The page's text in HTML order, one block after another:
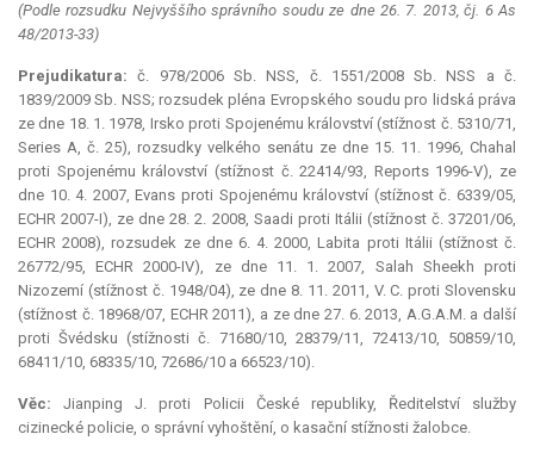
(Podle rozsudku Nejvyššího správního soudu ze dne 26. 7. 2013, čj. 6 As
48/2013-33)
Prejudikatura: č. 978/2006 Sb. NSS, č. 1551/2008 Sb. NSS a č.
1839/2009 Sb. NSS; rozsudek pléna Evropského soudu pro lidská práva
ze dne 18. 1. 1978, Irsko proti Spojenému království (stížnost č. 5310/71,
Series A, č. 25), rozsudky velkého senátu ze dne 15. 11. 1996, Chahal
proti Spojenému království (stížnost č. 22414/93, Reports 1996-V), ze
dne 10. 4. 2007, Evans proti Spojenému království (stížnost č. 6339/05,
ECHR 2007-I), ze dne 28. 2. 2008, Saadi proti Itálii (stížnost č. 37201/06,
ECHR 2008), rozsudek ze dne 6. 4. 2000, Labita proti Itálii (stížnost č.
26772/95, ECHR 2000-IV), ze dne 11. 1. 2007, Salah Sheekh proti
Nizozemí (stížnost č. 1948/04), ze dne 8. 11. 2011, V. C. proti Slovensku
(stížnost č. 18968/07, ECHR 2011), a ze dne 27. 6. 2013, A.G.A.M. a další
proti Švédsku (stížnosti č. 71680/10, 28379/11, 72413/10, 50859/10,
68411/10, 68335/10, 72686/10 a 66523/10).
Věc: Jianping J. proti Policii České republiky, Ředitelství služby
cizinecké policie, o správní vyhoštění, o kasační stížnosti žalobce.